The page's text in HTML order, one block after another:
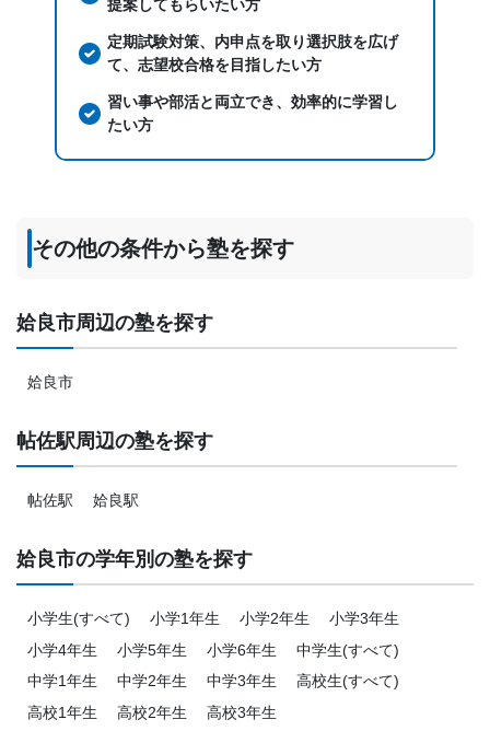
提案してもらいたい方
定期試験対策、内申点を取り選択肢を広げ
て、志望校合格を目指したい方
習い事や部活と両立でき、効率的に学習し
たい方
その他の条件から塾を探す
姶良市周辺の塾を探す
姶良市
帖佐駅周辺の塾を探す
帖佐駅 姶良駅
姶良市の学年別の塾を探す
小学生(すべて) 小学1年生 小学2年生
小学3年生
小学4年生
小学5年生 小学6年生
中学生(すべて)
中学1年生
中学2年生 中学3年生
高校生(すべて)
高校1年生
高校2年生 高校3年生